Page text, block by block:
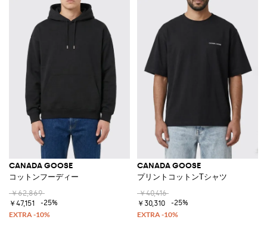
CANADA GOOSE
コットンフーディー
￥62,869
￥47,151
-25%
CANADA GOOSE
プリントコットンTシャツ
￥40,416
￥30,310
-25%